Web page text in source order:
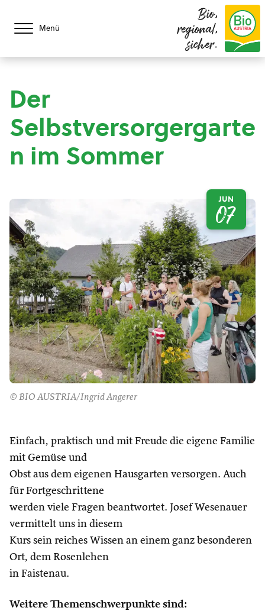
Menü
Bio,
regional,
sicher.
Der
Selbstversorgergarte
n im Sommer
© BIO AUSTRIA/Ingrid Angerer
JUN
07
Einfach, praktisch und mit Freude die eigene Familie
mit Gemüse und
Obst aus dem eigenen Hausgarten versorgen. Auch
für Fortgeschrittene
werden viele Fragen beantwortet. Josef Wesenauer
vermittelt uns in diesem
Kurs sein reiches Wissen an einem ganz besonderen
Ort, dem Rosenlehen
in Faistenau.
Weitere Themenschwerpunkte sind: